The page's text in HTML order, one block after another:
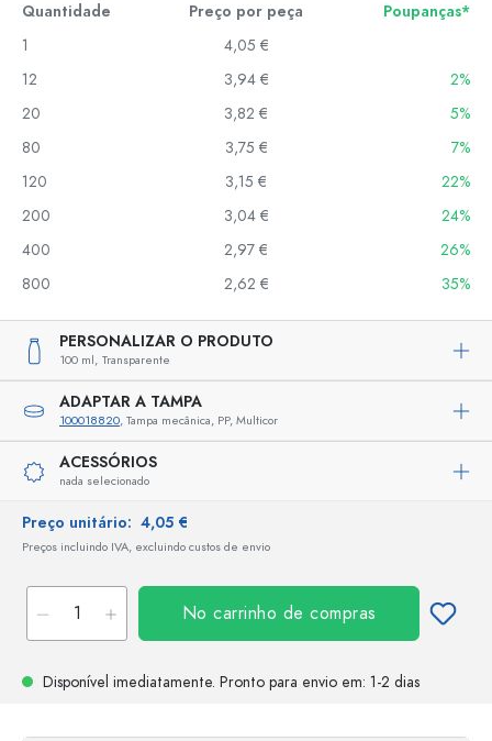
Quantidade Preço por peça
Poupanças*
1
4,05 €
12
3,94 €
2%
20
3,82 €
5%
80
3,75 €
7%
120
3,15 €
22%
200
3,04 €
24%
400
2,97 €
26%
800
2,62 € 35%
PERSONALIZAR O PRODUTO
100 ml, Transparente
ADAPTAR A TAMPA
100018820, Tampa mecânica, PP, Multicor
ACESSÓRIOS
nada selecionado
Preço unitário: 4,05 €
Preços incluindo IVA, excluindo custos de envio
No carrinho de compras
Disponível imediatamente. Pronto para envio em: 1-2 dias